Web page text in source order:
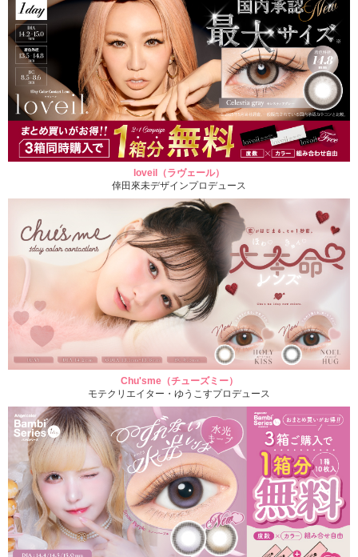
loveil（ラヴェール）
倖田來未デザインプロデュース
Chu'sme（チューズミー）
モテクリエイター・ゆうこすプロデュース